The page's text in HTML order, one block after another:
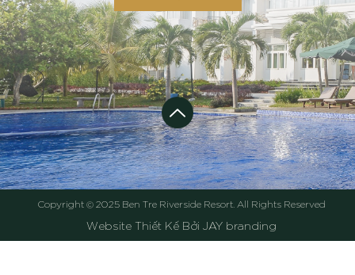
Copyright © 2025 Ben Tre Riverside Resort. All Rights Reserved
Website Thiết Kế Bởi JAY branding